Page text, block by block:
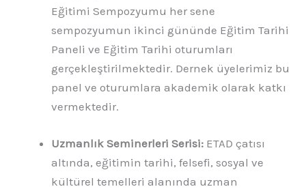
Eğitimi Sempozyumu her sene
sempozyumun ikinci gününde Eğitim Tarihi
Paneli ve Eğitim Tarihi oturumları
gerçekleştirilmektedir. Dernek üyelerimiz bu
panel ve oturumlara akademik olarak katkı
vermektedir.
Uzmanlık Seminerleri Serisi: ETAD çatısı
altında, eğitimin tarihi, felsefi, sosyal ve
kültürel temelleri alanında uzman